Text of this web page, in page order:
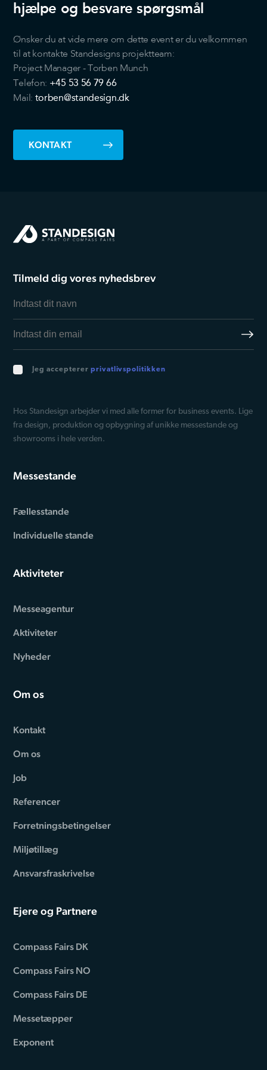
hjælpe og besvare spørgsmål
Ønsker du at vide mere om dette event er du velkommen
til at kontakte Standesigns projektteam:
Project Manager - Torben Munch
Telefon: +45 53 56 79 66
Mail: torben@standesign.dk
KONTAKT
Tilmeld dig vores nyhedsbrev
Jeg accepterer privatlivspolitikken
Hos Standesign arbejder vi med alle former for business events. Lige
fra design, produktion og opbygning af unikke messestande og
showrooms i hele verden.
Messestande
Fællesstande
Individuelle stande
Aktiviteter
Messeagentur
Aktiviteter
Nyheder
Om os
Kontakt
Om os
Job
Referencer
Forretningsbetingelser
Miljøtillæg
Ansvarsfraskrivelse
Ejere og Partnere
Compass Fairs DK
Compass Fairs NO
Compass Fairs DE
Messetæpper
Exponent